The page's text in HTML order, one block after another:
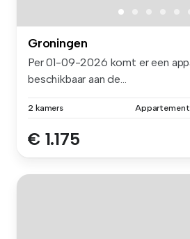
Groningen
Per 01-09-2026 komt er een
beschikbaar aan de...
2 kamers Appartement
€ 1.175